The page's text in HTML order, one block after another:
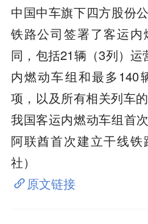
中国中车旗下四方股份
铁路公司签署了客运
同，包括21辆（3列）
内燃动车组和最多140
项，以及所有相关列车
我国客运内燃动车组首
阿联酋首次建立干线
社）
原文链接